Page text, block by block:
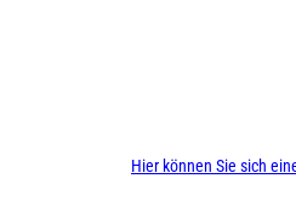
Hier können Sie sich